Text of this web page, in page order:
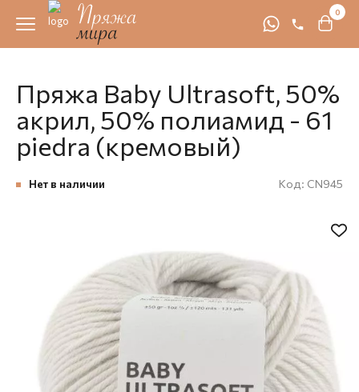
0
Пряжа Baby Ultrasoft, 50%
акрил, 50% полиамид - 61
piedra (кремовый)
Нет в наличии Код: CN945